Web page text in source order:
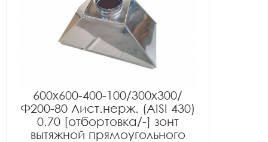
600x600-400-100/300x300/
Ф200-80 Лист.нерж. (AISI 430)
0.70 [отбортовка/-] зонт
вытяжной прямоугольного